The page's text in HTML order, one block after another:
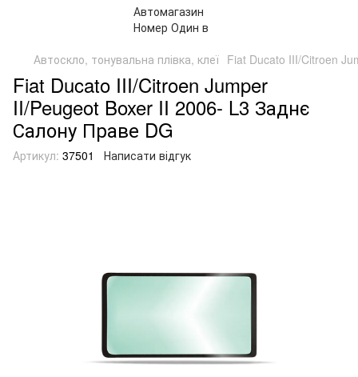
Автоскло, тонувальна плівка, клеї Fiat Ducato III/Citroen
Fiat Ducato III/Citroen Jumper
II/Peugeot Boxer II 2006- L3 Заднє
Салону Праве DG
Артикул: 37501 Написати відгук